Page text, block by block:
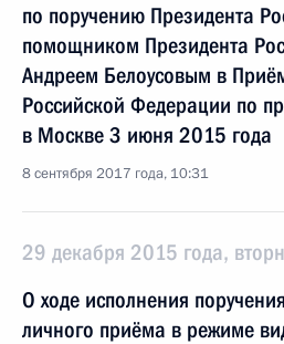
по поручению Президента
помощником Президента
Андреем Белоусовым в
Российской Федерации по
в Москве 3 июня 2015 года
8 сентября 2017 года, 10:31
29 декабря 2015 года,
О ходе исполнения
личного приёма в режиме